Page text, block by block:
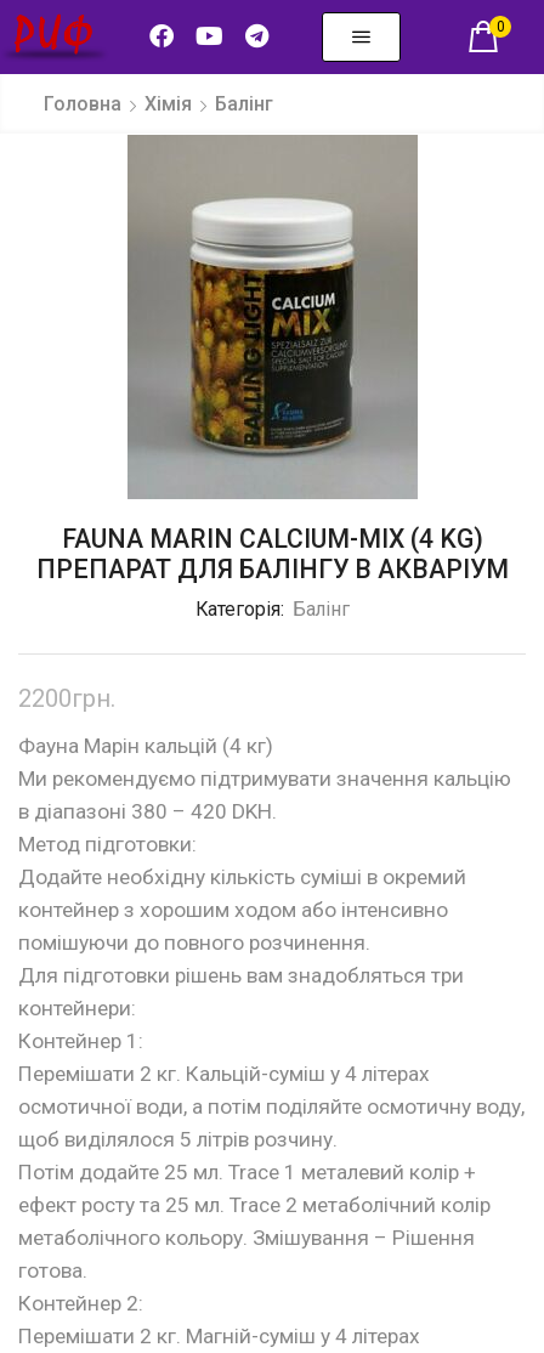
0
Головна Хімія Балінг
FAUNA MARIN CALCIUM-MIX (4 KG)
ПРЕПАРАТ ДЛЯ БАЛІНГУ В АКВАРІУМ
Категорія: Балінг
2200грн.
Фауна Марін кальцій (4 кг)
Ми рекомендуємо підтримувати значення кальцію
в діапазоні 380 – 420 DKH.
Метод підготовки:
Додайте необхідну кількість суміші в окремий
контейнер з хорошим ходом або інтенсивно
помішуючи до повного розчинення.
Для підготовки рішень вам знадобляться три
контейнери:
Контейнер 1:
Перемішати 2 кг. Кальцій-суміш у 4 літерах
осмотичної води, а потім поділяйте осмотичну воду,
щоб виділялося 5 літрів розчину.
Потім додайте 25 мл. Trace 1 металевий колір +
ефект росту та 25 мл. Trace 2 метаболічний колір
метаболічного кольору. Змішування – Рішення
готова.
Контейнер 2:
Перемішати 2 кг. Магній-суміш у 4 літерах